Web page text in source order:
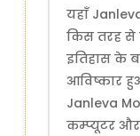
यहाँ
किस तरह से
इतिहास के
आविष्कार
Janleva
कम्प्यूटर